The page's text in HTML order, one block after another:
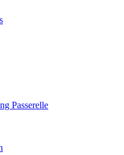
Passerelle